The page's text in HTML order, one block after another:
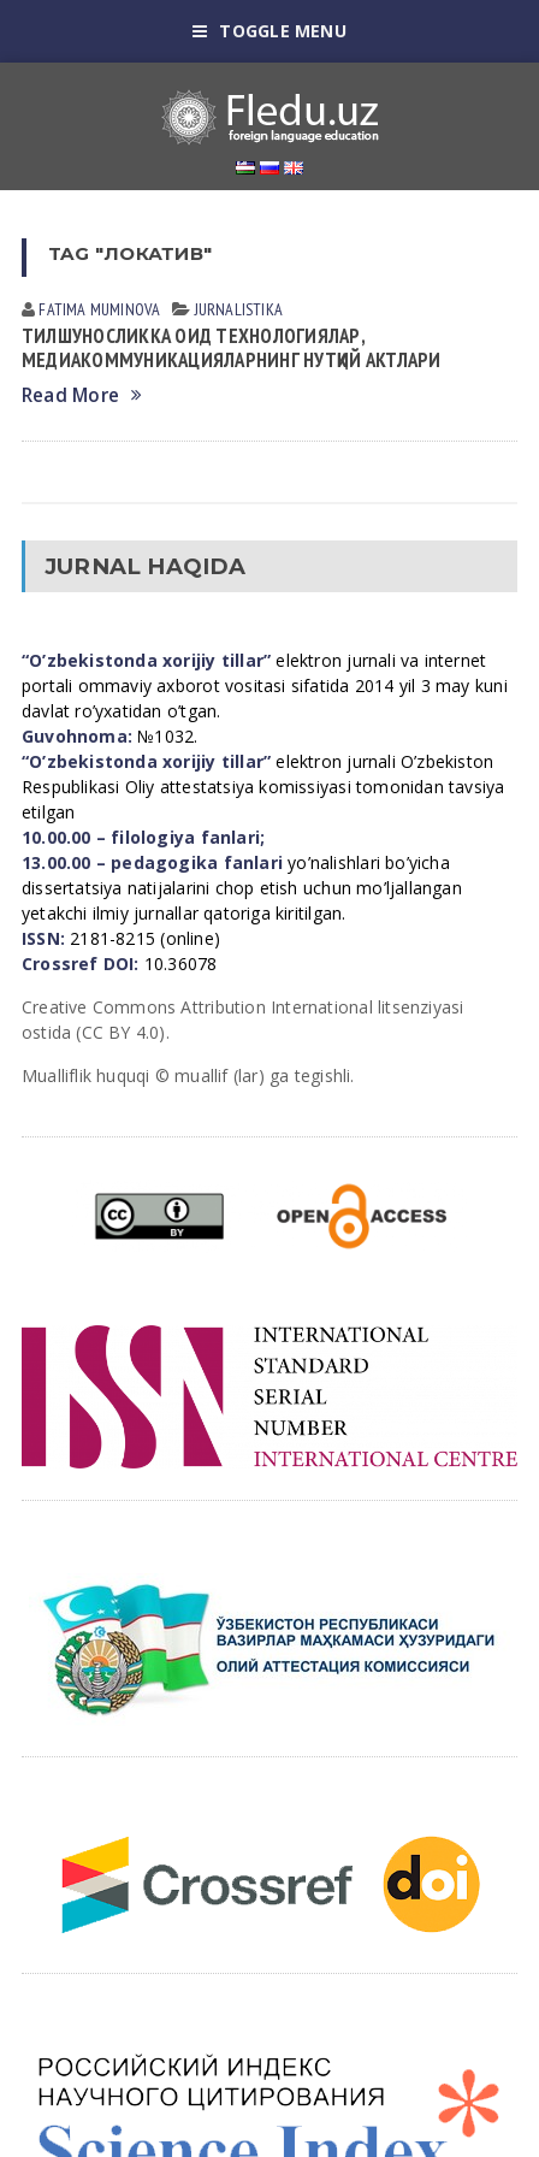
TOGGLE MENU
TAG "ЛОКАТИВ"
FATIMA MUMINOVА JURNALISTIKA
ТИЛШУНОСЛИККА ОИД ТЕХНОЛОГИЯЛАР,
МЕДИАКОММУНИКАЦИЯЛАРНИНГ НУТҚИЙ АКТЛАРИ
Read More
JURNAL HAQIDA
“O’zbekistonda xorijiy tillar” elektron jurnali va internet
portali ommaviy axborot vositasi sifatida 2014 yil 3 may kuni
davlat ro’yxatidan o’tgan.
Guvohnoma: №1032.
“O’zbekistonda xorijiy tillar” elektron jurnali O’zbekiston
Respublikasi Oliy attestatsiya komissiyasi tomonidan tavsiya
etilgan
10.00.00 – filologiya fanlari;
13.00.00 – pedagogika fanlari yo’nalishlari bo’yicha
dissertatsiya natijalarini chop etish uchun mo’ljallangan
yetakchi ilmiy jurnallar qatoriga kiritilgan.
ISSN: 2181-8215 (online)
Crossref DOI: 10.36078
Creative Commons Attribution International litsenziyasi
ostida (CC BY 4.0).
Mualliflik huquqi © muallif (lar) ga tegishli.